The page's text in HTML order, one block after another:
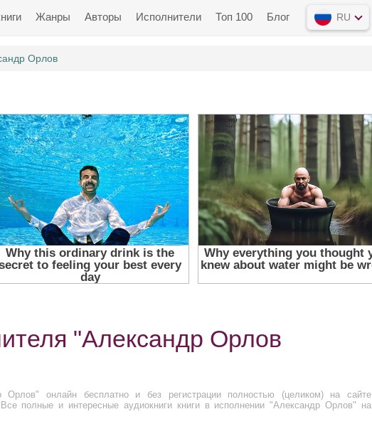
Жанры Авторы Исполнители Топ 100 Блог RU
Орлов
"Александр Орлов
Орлов" онлайн бесплатно и без регистрации полностью (целиком) на сайте
Все полные и интересные аудиокниги книги в исполнении "Александр Орлов" на